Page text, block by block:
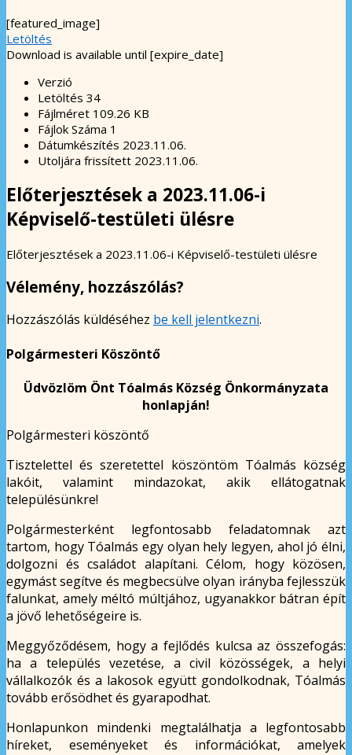
[featured_image]
Letöltés
Download is available until [expire_date]
Verzió
Letöltés 34
Fájlméret 109.26 KB
Fájlok Száma 1
Dátumkészítés 2023.11.06.
Utoljára frissített 2023.11.06.
Előterjesztések a 2023.11.06-i
Képviselő-testületi ülésre
Előterjesztések a 2023.11.06-i Képviselő-testületi ülésre
Vélemény, hozzászólás?
Hozzászólás küldéséhez be kell jelentkezni.
Polgármesteri Köszöntő
Üdvözlöm Önt Tóalmás Község Önkormányzata
honlapján!
Polgármesteri köszöntő
Tisztelettel és szeretettel köszöntöm Tóalmás község
lakóit, valamint mindazokat, akik ellátogatnak
településünkre!
Polgármesterként legfontosabb feladatomnak azt
tartom, hogy Tóalmás egy olyan hely legyen, ahol jó élni,
dolgozni és családot alapítani. Célom, hogy közösen,
egymást segítve és megbecsülve olyan irányba fejlesszük
falunkat, amely méltó múltjához, ugyanakkor bátran épít
a jövő lehetőségeire is.
Meggyőződésem, hogy a fejlődés kulcsa az összefogás:
ha a település vezetése, a civil közösségek, a helyi
vállalkozók és a lakosok együtt gondolkodnak, Tóalmás
tovább erősödhet és gyarapodhat.
Honlapunkon mindenki megtalálhatja a legfontosabb
híreket, eseményeket és információkat, amelyek